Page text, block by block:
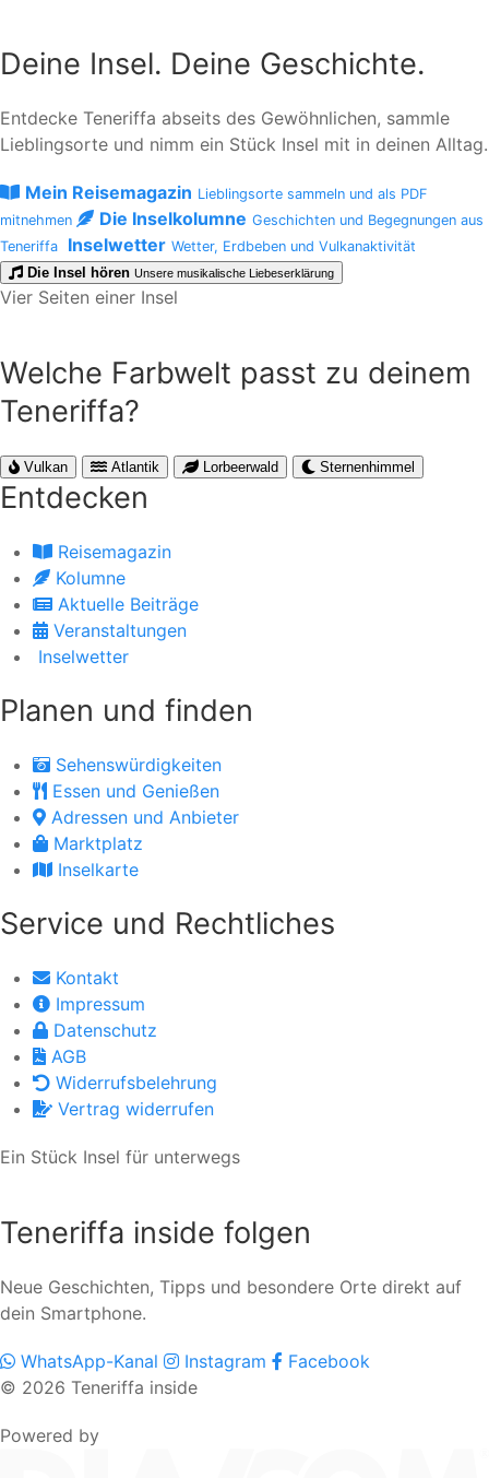
Deine Insel. Deine Geschichte.
Entdecke Teneriffa abseits des Gewöhnlichen, sammle
Lieblingsorte und nimm ein Stück Insel mit in deinen Alltag.
Mein Reisemagazin Lieblingsorte sammeln und als PDF
mitnehmen
Die Inselkolumne Geschichten und Begegnungen aus
Teneriffa
Inselwetter Wetter, Erdbeben und Vulkanaktivität
Die Insel hören Unsere musikalische Liebeserklärung
Vier Seiten einer Insel
Welche Farbwelt passt zu deinem
Teneriffa?
Vulkan Atlantik Lorbeerwald Sternenhimmel
Entdecken
Reisemagazin
Kolumne
Aktuelle Beiträge
Veranstaltungen
Inselwetter
Planen und finden
Sehenswürdigkeiten
Essen und Genießen
Adressen und Anbieter
Marktplatz
Inselkarte
Service und Rechtliches
Kontakt
Impressum
Datenschutz
AGB
Widerrufsbelehrung
Vertrag widerrufen
Ein Stück Insel für unterwegs
Teneriffa inside folgen
Neue Geschichten, Tipps und besondere Orte direkt auf
dein Smartphone.
WhatsApp-Kanal Instagram
Facebook
© 2026 Teneriffa inside
Powered by